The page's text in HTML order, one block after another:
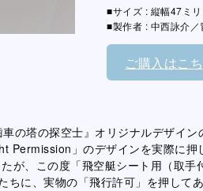
■サイズ : 縦幅47ミ
■製作者 : 中西詠介／
ご購入はこ
車の塔の探空士』オリジナルデザイ
Permission」のデザインを実際に押
が、この度「飛空艇シート用（取手
ちに、実物の「飛行許可」を押して